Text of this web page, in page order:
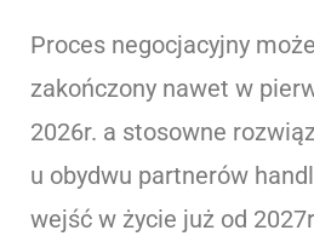
Proces negocjacyjny
zakończony nawet w
2026r. a stosowne
u obydwu partnerów
wejść w życie już od